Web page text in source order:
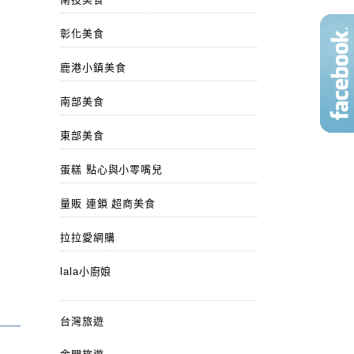
彰化美食
鹿港小鎮美食
南部美食
東部美食
蛋糕 點心與小零嘴兒
量販 連鎖 超商美食
拉拉愛網購
lala小廚娘
台灣旅遊